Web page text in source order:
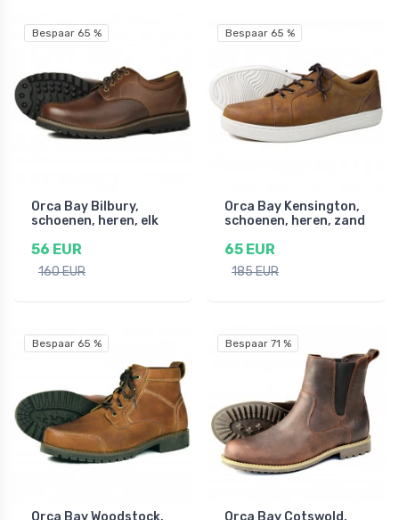
Bespaar 65 %
Orca Bay Bilbury,
schoenen, heren, elk
56 EUR
160 EUR
Bespaar 65 %
Orca Bay Kensington,
schoenen, heren, zand
65 EUR
185 EUR
Bespaar 65 % Bespaar 71 %